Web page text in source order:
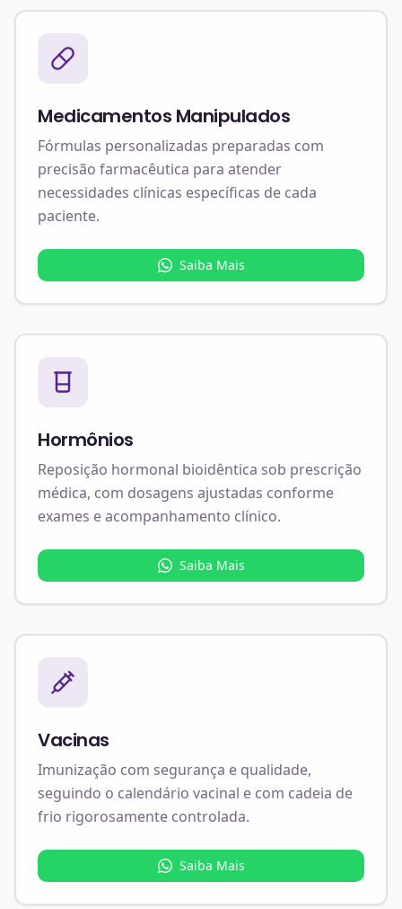
Medicamentos Manipulados
Fórmulas personalizadas preparadas com
precisão farmacêutica para atender
necessidades clínicas específicas de cada
paciente.
Saiba Mais
Hormônios
Reposição hormonal bioidêntica sob prescrição
médica, com dosagens ajustadas conforme
exames e acompanhamento clínico.
Saiba Mais
Vacinas
Imunização com segurança e qualidade,
seguindo o calendário vacinal e com cadeia de
frio rigorosamente controlada.
Saiba Mais